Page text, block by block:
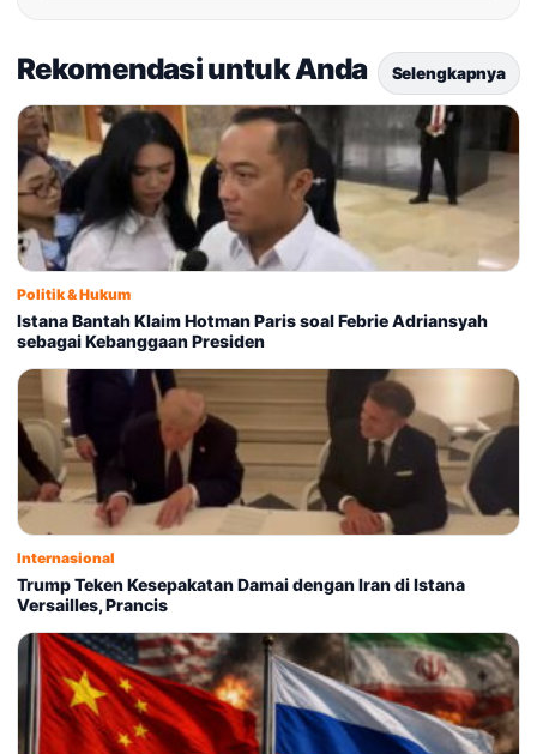
Rekomendasi untuk Anda Selengkapnya
Politik & Hukum
Istana Bantah Klaim Hotman Paris soal Febrie Adriansyah
sebagai Kebanggaan Presiden
Internasional
Trump Teken Kesepakatan Damai dengan Iran di Istana
Versailles, Prancis